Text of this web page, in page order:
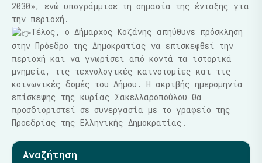
2030», ενώ υπογράμμισε τη σημασία της ένταξης για
την περιοχή.
Τέλος, ο Δήμαρχος Κοζάνης απηύθυνε πρόσκληση
στην Πρόεδρο της Δημοκρατίας να επισκεφθεί την
περιοχή και να γνωρίσει από κοντά τα ιστορικά
μνημεία, τις τεχνολογικές καινοτομίες και τις
κοινωνικές δομές του Δήμου. Η ακριβής ημερομηνία
επίσκεψης της κυρίας Σακελλαροπούλου θα
προσδιοριστεί σε συνεργασία με το γραφείο της
Προεδρίας της Ελληνικής Δημοκρατίας.